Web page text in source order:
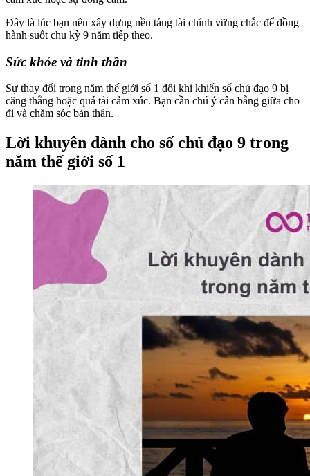
Đây là lúc bạn nên xây dựng nền tảng tài chính vững chắc để đồng
hành suốt chu kỳ 9 năm tiếp theo.
Sức khỏe và tinh thần
Sự thay đổi trong năm thế giới số 1 đôi khi khiến số chủ đạo 9 bị
căng thẳng hoặc quá tải cảm xúc. Bạn cần chú ý cân bằng giữa cho
đi và chăm sóc bản thân.
Lời khuyên dành cho số chủ đạo 9 trong
năm thế giới số 1